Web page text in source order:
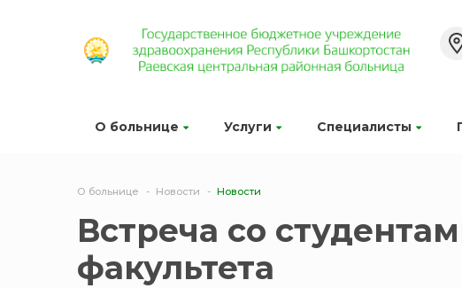
О больнице Услуги Специалисты
О больнице Новости Новости
Встреча со
факультета